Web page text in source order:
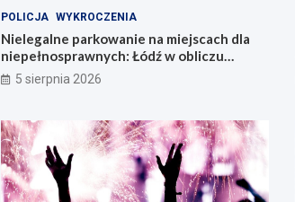
POLICJA WYKROCZENIA
Nielegalne parkowanie na miejscach dla
niepełnosprawnych: Łódź w obliczu
problemu
5 sierpnia 2026